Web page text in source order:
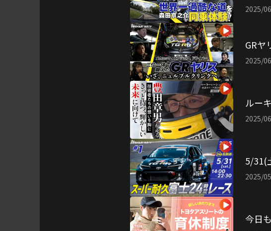
2025/
GRヤ
2025/
ルー
2025/
5/31(
2025/
今日